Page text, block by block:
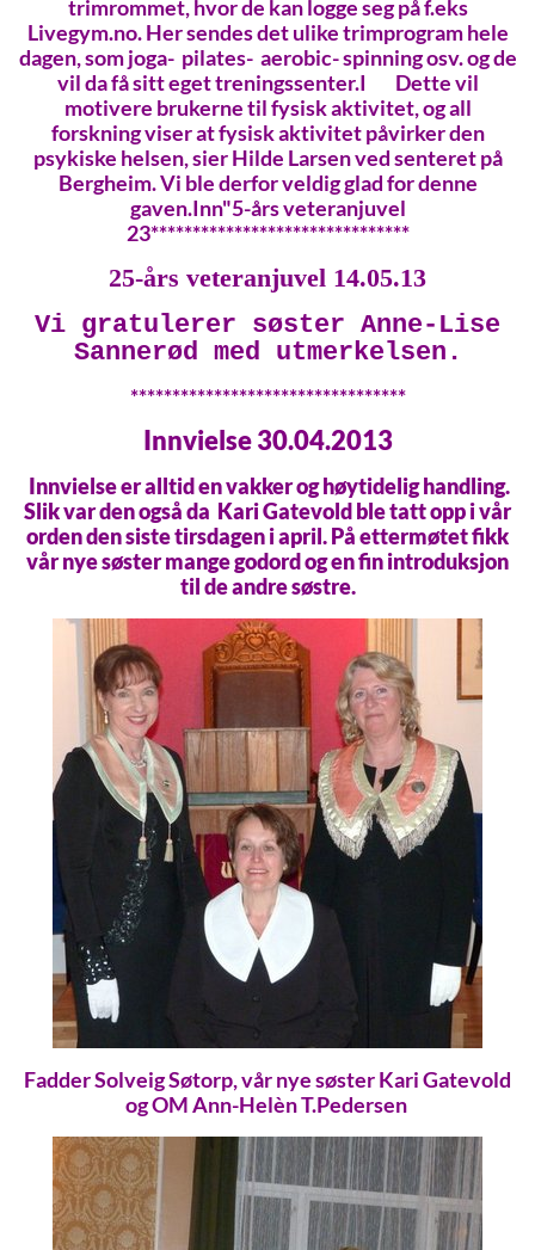
trimrommet, hvor de kan logge seg på f.eks
Livegym.no. Her sendes det ulike trimprogram hele
dagen, som joga- pilates- aerobic- spinning osv. og de
vil da få sitt eget treningssenter.I Dette vil
motivere brukerne til fysisk aktivitet, og all
forskning viser at fysisk aktivitet påvirker den
psykiske helsen, sier Hilde Larsen ved senteret på
Bergheim. Vi ble derfor veldig glad for denne
gaven.Inn"5-års veteranjuvel
23*******************************
25-års veteranjuvel 14.05.13
Vi gratulerer søster Anne-Lise
Sannerød med utmerkelsen.
*********************************
Innvielse 30.04.2013
Innvielse er alltid en vakker og høytidelig handling.
Slik var den også da Kari Gatevold ble tatt opp i vår
orden den siste tirsdagen i april. På ettermøtet fikk
vår nye søster mange godord og en fin introduksjon
til de andre søstre.
Fadder Solveig Søtorp, vår nye søster Kari Gatevold
og OM Ann-Helèn T.Pedersen